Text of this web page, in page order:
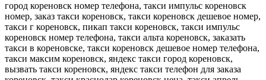
город кореновск номер телефона, такси импульс кореновск
номер, заказ такси кореновск, такси кореновск дешевое номер,
такси г кореновск, пикап такси кореновск, такси импульс
кореновск номер телефона, такси альта кореновск, заказать
такси в кореновске, такси кореновск дешевое номер телефона,
такси максим кореновск, яндекс такси город кореновск,
вызвать такси кореновск, яндекс такси телефон для заказа